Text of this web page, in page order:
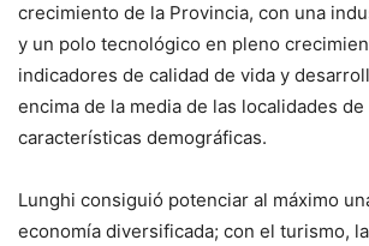
crecimiento de la Provincia, con una
y un polo tecnológico en pleno
indicadores de calidad de vida y
encima de la media de las localidades
características demográficas.
Lunghi consiguió potenciar al máximo
economía diversificada; con el turismo,